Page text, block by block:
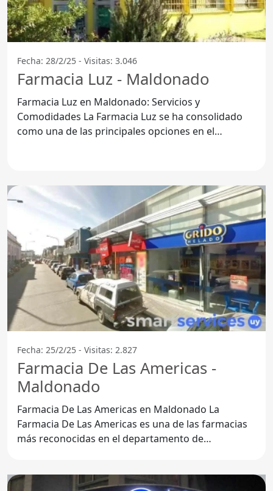
Fecha: 28/2/25 - Visitas: 3.046
Farmacia Luz - Maldonado
Farmacia Luz en Maldonado: Servicios y
Comodidades La Farmacia Luz se ha consolidado
como una de las principales opciones en el
Fecha: 25/2/25 - Visitas: 2.827
Farmacia De Las Americas -
Maldonado
Farmacia De Las Americas en Maldonado La
Farmacia De Las Americas es una de las farmacias
más reconocidas en el departamento de